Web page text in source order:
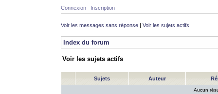
Connexion Inscription
Voir les messages sans réponse | Voir les sujets actifs
Index du forum
Voir les sujets actifs
Sujets Auteur
Aucun